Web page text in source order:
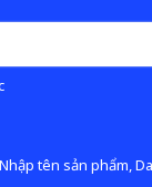
Nhập tên sản phẩm,